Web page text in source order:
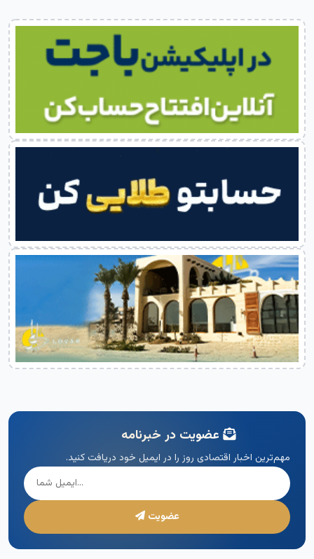
عضویت در خبرنامه
مهم‌ترین اخبار اقتصادی روز را در ایمیل خود دریافت کنید.
عضویت